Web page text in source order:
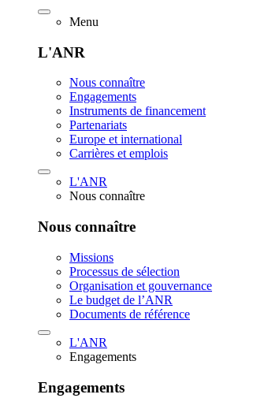
Menu
L'ANR
Nous connaître
Engagements
Instruments de financement
Partenariats
Europe et international
Carrières et emplois
L'ANR
Nous connaître
Nous connaître
Missions
Processus de sélection
Organisation et gouvernance
Le budget de l’ANR
Documents de référence
L'ANR
Engagements
Engagements